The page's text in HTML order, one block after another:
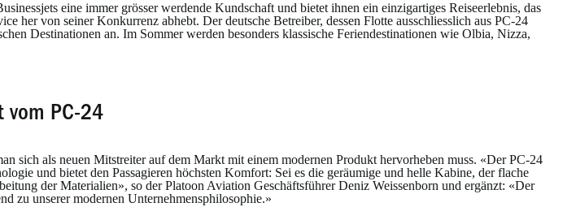
eine immer grösser werdende Kundschaft und bietet ihnen ein einzigartiges Reiseerlebnis, das
her von seiner Konkurrenz abhebt. Der deutsche Betreiber, dessen Flotte ausschliesslich aus PC-24
Destinationen an. Im Sommer werden besonders klassische Feriendestinationen wie Olbia, Nizza,
vom PC-24
sich als neuen Mitstreiter auf dem Markt mit einem modernen Produkt hervorheben muss. «Der PC-24
und bietet den Passagieren höchsten Komfort: Sei es die geräumige und helle Kabine, der flache
der Materialien», so der Platoon Aviation Geschäftsführer Deniz Weissenborn und ergänzt: «Der
zu unserer modernen Unternehmensphilosophie.»